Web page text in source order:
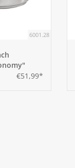
6001.28
€51,99*